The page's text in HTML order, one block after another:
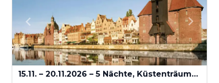
15.11. – 20.11.2026 – 5 Nächte, Küstenträume der Ostsee & Aarhus